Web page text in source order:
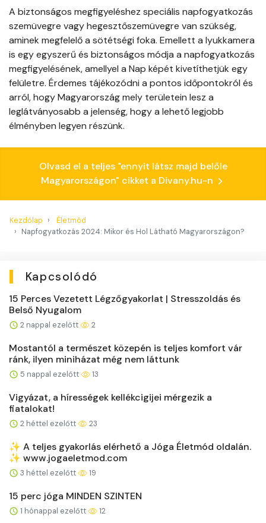
A biztonságos megfigyeléshez speciális napfogyatkozás
szemüvegre vagy hegesztőszemüvegre van szükség,
aminek megfelelő a sötétségi foka. Emellett a lyukkamera
is egy egyszerű és biztonságos módja a napfogyatkozás
megfigyelésének, amellyel a Nap képét kivetíthetjük egy
felületre. Érdemes tájékozódni a pontos időpontokról és
arról, hogy Magyarország mely területein lesz a
leglátványosabb a jelenség, hogy a lehető legjobb
élményben legyen részünk.
Olvasd el a teljes "ennyit látsz majd belőle
Magyarországon" cikket a Divany.hu-n
Kezdőlap
Életmód
Napfogyatkozás 2024: Mikor és Hol Látható Magyarországon?
Kapcsolódó
15 Perces Vezetett Légzőgyakorlat | Stresszoldás és
Belső Nyugalom
2 nappal ezelőtt 2
Mostantól a természet közepén is teljes komfort vár
ránk, ilyen miniházat még nem láttunk
5 nappal ezelőtt 13
Vigyázat, a hírességek kellékcigijei mérgezik a
fiatalokat!
2 héttel ezelőtt 23
✨ A teljes gyakorlás elérhető a Jóga Életmód oldalán.
✨ www.jogaeletmod.com
3 héttel ezelőtt 19
15 perc jóga MINDEN SZINTEN
1 hónappal ezelőtt 12